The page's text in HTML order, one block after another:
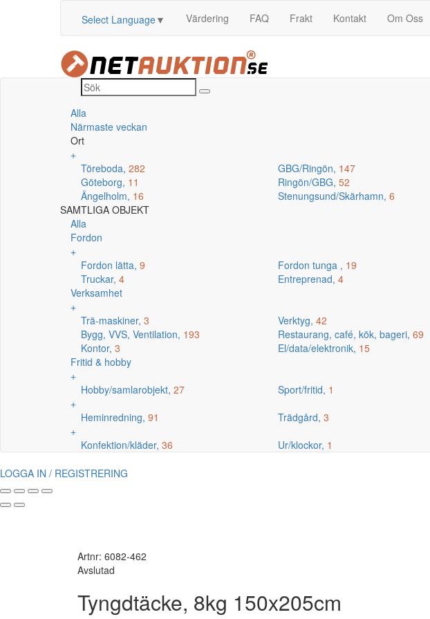
Select Language▼ Värdering FAQ Frakt Kontakt Om Oss
Alla
Närmaste veckan
Ort
+
Töreboda, 282 GBG/Ringön, 147
Göteborg, 11 Ringön/GBG, 52
Ängelholm, 16 Stenungsund/Skärhamn, 6
SAMTLIGA OBJEKT
Alla
Fordon
+
Fordon lätta, 9 Fordon tunga , 19
Truckar, 4 Entreprenad, 4
Verksamhet
+
Trä-maskiner, 3 Verktyg, 42
Bygg, VVS, Ventilation, 193 Restaurang, café, kök, bageri, 69
Kontor, 3 El/data/elektronik, 15
Fritid & hobby
+
Hobby/samlarobjekt, 27 Sport/fritid, 1
+
Heminredning, 91 Trädgård, 3
+
Konfektion/kläder, 36 Ur/klockor, 1
LOGGA IN / REGISTRERING
Artnr: 6082-462
Avslutad
Tyngdtäcke, 8kg 150x205cm